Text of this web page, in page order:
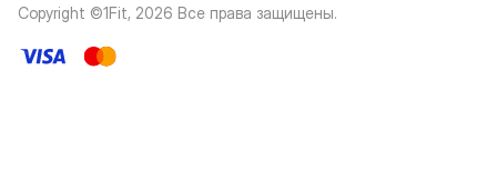
Copyright ©1Fit, 2026 Все права защищены.